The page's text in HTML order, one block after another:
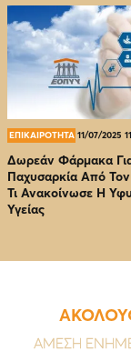
ΕΠΙΚΑΙΡΟΤΗΤΑ 11/07/2025
Δωρεάν Φάρμακα
Παχυσαρκία Από
Τι Ανακοίνωσε Η
Υγείας
ΑΜΕΣΗ